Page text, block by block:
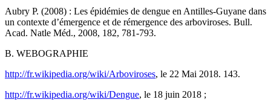
Aubry P. (2008) : Les épidémies de dengue en Antilles-Guyane dans
un contexte d’émergence et de rémergence des arboviroses. Bull.
Acad. Natle Méd., 2008, 182, 781-793.
B. WEBOGRAPHIE
http://fr.wikipedia.org/wiki/Arboviroses, le 22 Mai 2018. 143.
http://fr.wikipedia.org/wiki/Dengue, le 18 juin 2018 ;